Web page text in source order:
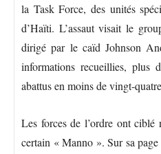
la Task Force, des unités
d’Haïti. L’assaut visait le
dirigé par le caïd Johnson
informations recueillies, plus
abattus en moins de vingt-
Les forces de l’ordre ont ciblé
certain « Manno ». Sur sa